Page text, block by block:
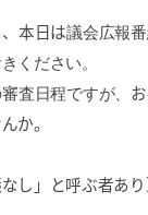
本日は議会広報
ください。
査日程ですが、
か。
なし」と呼ぶ者あ